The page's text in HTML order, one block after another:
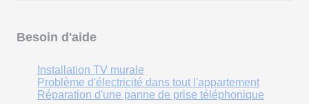
Besoin d'aide
Installation TV murale
Problème d'électricité dans tout l'appartement
Réparation d'une panne de prise téléphonique